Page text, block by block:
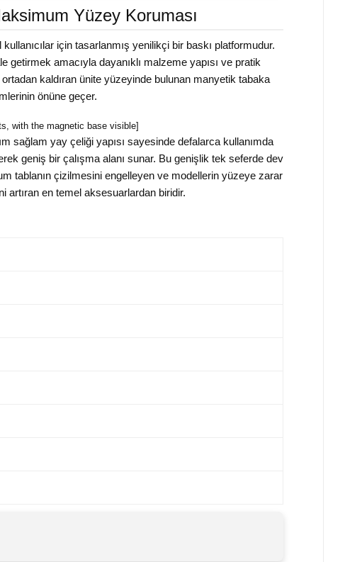
Yüzey Koruması
için tasarlanmış yenilikçi bir baskı platformudur.
amacıyla dayanıklı malzeme yapısı ve pratik
ortadan kaldıran ünite yüzeyinde bulunan manyetik tabaka
önüne geçer.
with the magnetic base visible]
sağlam yay çeliği yapısı sayesinde defalarca kullanımda
geniş bir çalışma alanı sunar. Bu genişlik tek seferde dev
tablanın çizilmesini engelleyen ve modellerin yüzeye zarar
artıran en temel aksesuarlardan biridir.